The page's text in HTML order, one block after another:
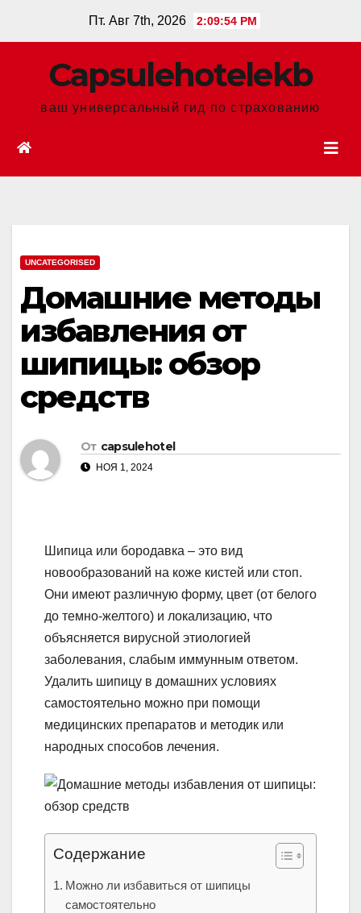
Пт. Авг 7th, 2026 2:09:55 PM
Сapsulehotelekb
ваш универсальный гид по страхованию
UNCATEGORISED
Домашние методы
избавления от
шипицы: обзор
средств
От capsulehotel
НОЯ 1, 2024
Шипица или бородавка – это вид
новообразований на коже кистей или стоп.
Они имеют различную форму, цвет (от белого
до темно-желтого) и локализацию, что
объясняется вирусной этиологией
заболевания, слабым иммунным ответом.
Удалить шипицу в домашних условиях
самостоятельно можно при помощи
медицинских препаратов и методик или
народных способов лечения.
Содержание
Можно ли избавиться от шипицы
самостоятельно